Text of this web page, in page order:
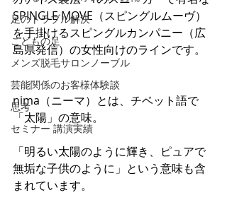
足のトラブル解決
こどもの足
メンズ脱毛サロンノーブル
芸能関係のお客様体験談
思考
セミナー 講演実績
SPINGLE MOVE（スピングルムーヴ）
を手掛けるスピングルカンパニー（広
島県発信）の女性向けのラインです。
nima（ニーマ）とは、チベット語で
「太陽」の意味。
「明るい太陽のように輝き、ピュアで
無垢な子供のように」という意味も含
まれています。